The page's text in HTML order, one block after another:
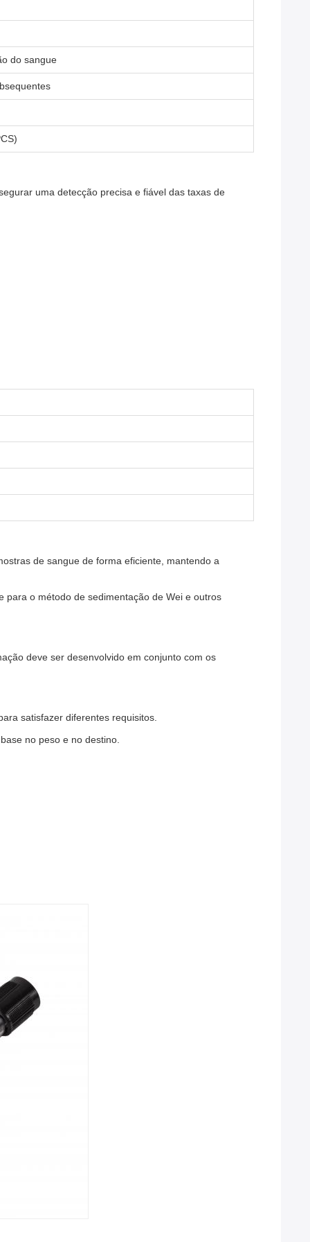
do sangue
uma detecção precisa e fiável das taxas de
de sangue de forma eficiente, mantendo a
para o método de sedimentação de Wei e outros
deve ser desenvolvido em conjunto com os
satisfazer diferentes requisitos.
no peso e no destino.